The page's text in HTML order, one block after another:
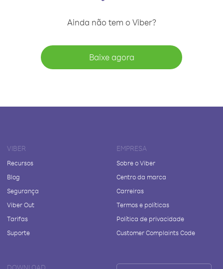
Ainda não tem o Viber?
Baixe agora
VIBER
Recursos
Blog
Segurança
Viber Out
Tarifas
Suporte
EMPRESA
Sobre o Viber
Centro da marca
Carreiras
Termos e políticas
Política de privacidade
Customer Complaints Code
DOWNLOAD